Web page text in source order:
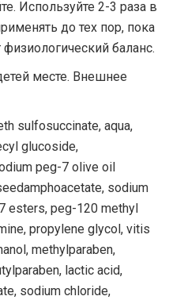
Используйте 2-3 раза в
до тех пор, пока
баланс.
месте. Внешнее
sulfosuccinate, aqua,
glucoside,
peg-7 olive oil
sodium
esters, peg-120 methyl
propylene glycol, vitis
methylparaben,
lactic acid,
sodium chloride,